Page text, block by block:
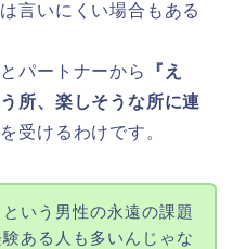
言いにくい場合もある
パートナーから
『え
所、楽しそうな所に連
受けるわけです。
いう男性の永遠の課題
ある人も多いんじゃな